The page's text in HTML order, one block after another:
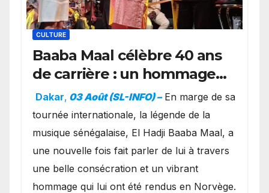
CULTURE
Baaba Maal célèbre 40 ans
de carrière : un hommage
exceptionnel à Oslo en
présence de la famille
royale.
Dakar, 03 Août (SL-INFO) – ​En marge de sa
tournée internationale, la légende de la
musique sénégalaise, El Hadji Baaba Maal, a
une nouvelle fois fait parler de lui à travers
une belle consécration et un vibrant
hommage qui lui ont été rendus en Norvège.